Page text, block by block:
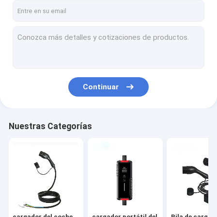
Continuar
Nuestras Categorías